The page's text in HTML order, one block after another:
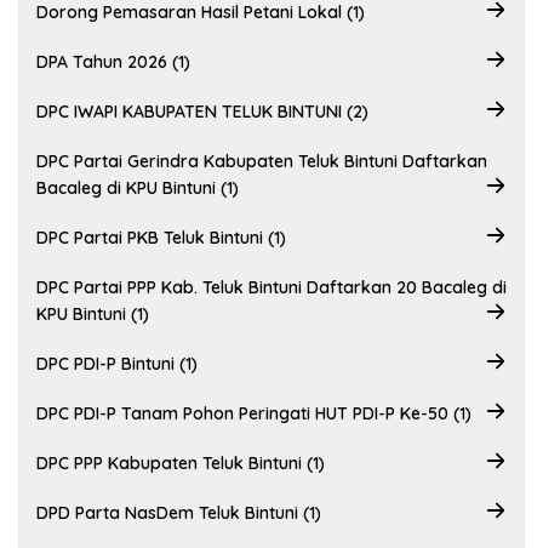
Dorong Pemasaran Hasil Petani Lokal (1)
DPA Tahun 2026 (1)
DPC IWAPI KABUPATEN TELUK BINTUNI (2)
DPC Partai Gerindra Kabupaten Teluk Bintuni Daftarkan
Bacaleg di KPU Bintuni (1)
DPC Partai PKB Teluk Bintuni (1)
DPC Partai PPP Kab. Teluk Bintuni Daftarkan 20 Bacaleg di
KPU Bintuni (1)
DPC PDI-P Bintuni (1)
DPC PDI-P Tanam Pohon Peringati HUT PDI-P Ke-50 (1)
DPC PPP Kabupaten Teluk Bintuni (1)
DPD Parta NasDem Teluk Bintuni (1)